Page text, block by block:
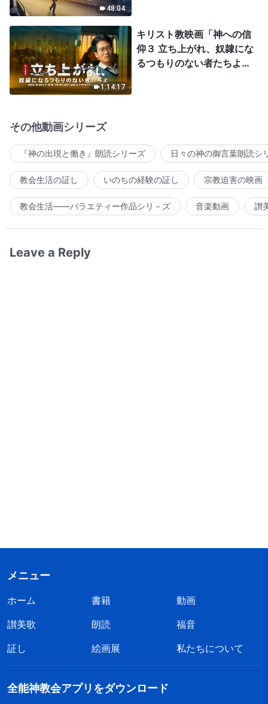
48:04
1:14:17
キリスト教映画「神への信
仰３ 立ち上がれ、奴隷にな
るつもりのない者たちよ」
その他動画シリーズ
『神の出現と働き』朗読シリーズ 日々の神の御言葉朗読シ
教会生活の証し いのちの経験の証し 宗教迫害の映画
教会生活――バラエティー作品シリ－ズ 音楽動画 讃
Leave a Reply
メニュー
ホーム 書籍
動画
讃美歌
朗読
福音
証し
絵画展 私たちについて
全能神教会アプリをダウンロード